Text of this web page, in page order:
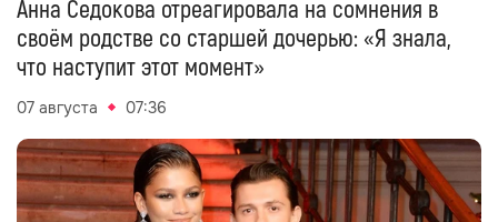
Анна Седокова отреагировала на сомнения в
своём родстве со старшей дочерью: «Я знала,
что наступит этот момент»
07 августа 07:36